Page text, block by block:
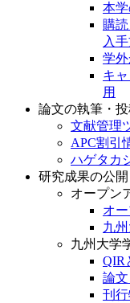
本
購
入
学
キ
用
論文の執筆・
文献管理
APC割引
ハゲタカ
研究成果の公開
オープン
オ
九
九州大学
QIR
論
刊